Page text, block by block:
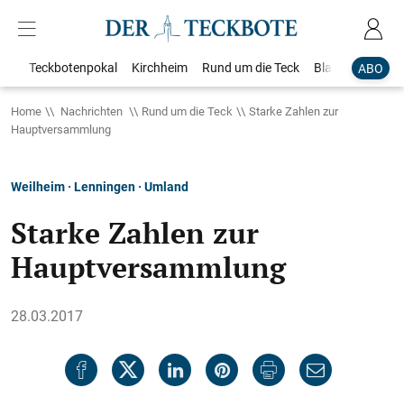
ABO
Teckbotenpokal Kirchheim Rund um die Teck Blaulicht
Home Nachrichten Rund um die Teck
Starke Zahlen zur
Hauptversammlung
Weilheim · Lenningen · Umland
Starke Zahlen zur
Hauptversammlung
28.03.2017